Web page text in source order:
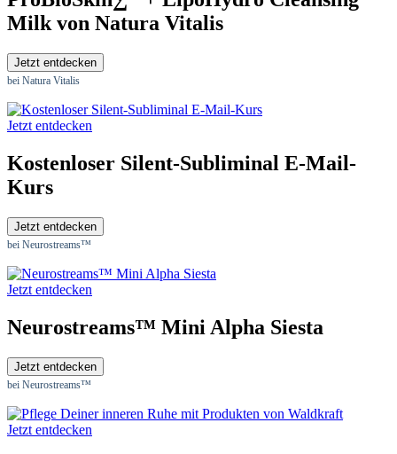
Milk von Natura Vitalis
Jetzt entdecken
bei Natura Vitalis
Jetzt entdecken
Kostenloser Silent-Subliminal E-Mail-
Kurs
Jetzt entdecken
bei Neurostreams™
Jetzt entdecken
Neurostreams™ Mini Alpha Siesta
Jetzt entdecken
bei Neurostreams™
Jetzt entdecken